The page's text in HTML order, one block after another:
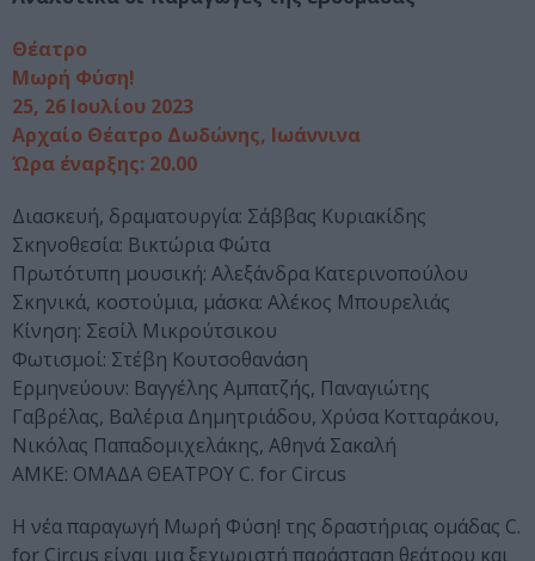
Θέατρο
Μωρή Φύση!
25, 26 Ιουλίου 2023
Αρχαίο Θέατρο Δωδώνης, Ιωάννινα
Ώρα έναρξης: 20.00
Διασκευή, δραματουργία: Σάββας Κυριακίδης
Σκηνοθεσία: Βικτώρια Φώτα
Πρωτότυπη μουσική: Αλεξάνδρα Κατερινοπούλου
Σκηνικά, κοστούμια, μάσκα: Αλέκος Μπουρελιάς
Κίνηση: Σεσίλ Μικρούτσικου
Φωτισμοί: Στέβη Κουτσοθανάση
Ερμηνεύουν: Βαγγέλης Αμπατζής, Παναγιώτης
Γαβρέλας, Βαλέρια Δημητριάδου, Χρύσα Κοτταράκου,
Νικόλας Παπαδομιχελάκης, Αθηνά Σακαλή
ΑΜΚΕ: ΟΜΑΔΑ ΘΕΑΤΡΟΥ C. for Circus
Η νέα παραγωγή Μωρή Φύση! της δραστήριας ομάδας C.
for Circus είναι μια ξεχωριστή παράσταση θεάτρου και